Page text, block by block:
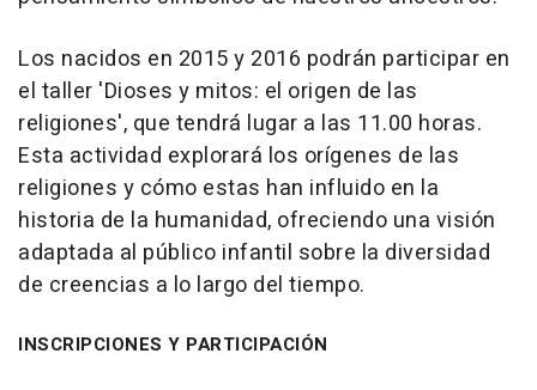
Los nacidos en 2015 y 2016 podrán participar en
el taller 'Dioses y mitos: el origen de las
religiones', que tendrá lugar a las 11.00 horas.
Esta actividad explorará los orígenes de las
religiones y cómo estas han influido en la
historia de la humanidad, ofreciendo una visión
adaptada al público infantil sobre la diversidad
de creencias a lo largo del tiempo.
INSCRIPCIONES Y PARTICIPACIÓN